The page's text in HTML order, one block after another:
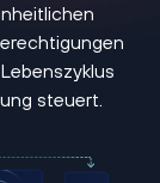
steuert.